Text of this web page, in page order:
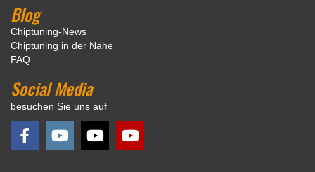
Blog
Chiptuning-News
Chiptuning in der Nähe
FAQ
Social Media
besuchen Sie uns auf